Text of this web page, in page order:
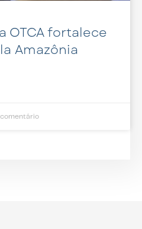
OTCA fortalece
Amazônia
comentário